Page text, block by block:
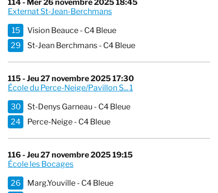
114 - Mer 26 novembre 2025 18:45
Externat St-Jean-Berchmans
15
Vision Beauce - C4 Bleue
29
St-Jean Berchmans - C4 Bleue
115 - Jeu 27 novembre 2025 17:30
École du Perce-Neige/Pavillon S... 1
30
St-Denys Garneau - C4 Bleue
24
Perce-Neige - C4 Bleue
116 - Jeu 27 novembre 2025 19:15
École les Bocages
26 Marg.Youville - C4 Bleue